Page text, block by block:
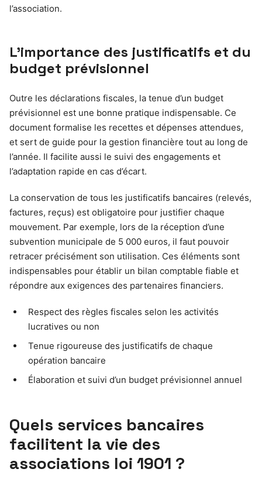
l’association.
L’importance des justificatifs et du
budget prévisionnel
Outre les déclarations fiscales, la tenue d’un budget
prévisionnel est une bonne pratique indispensable. Ce
document formalise les recettes et dépenses attendues,
et sert de guide pour la gestion financière tout au long de
l’année. Il facilite aussi le suivi des engagements et
l’adaptation rapide en cas d’écart.
La conservation de tous les justificatifs bancaires (relevés,
factures, reçus) est obligatoire pour justifier chaque
mouvement. Par exemple, lors de la réception d’une
subvention municipale de 5 000 euros, il faut pouvoir
retracer précisément son utilisation. Ces éléments sont
indispensables pour établir un bilan comptable fiable et
répondre aux exigences des partenaires financiers.
Respect des règles fiscales selon les activités
lucratives ou non
Tenue rigoureuse des justificatifs de chaque
opération bancaire
Élaboration et suivi d’un budget prévisionnel annuel
Quels services bancaires
facilitent la vie des
associations loi 1901 ?